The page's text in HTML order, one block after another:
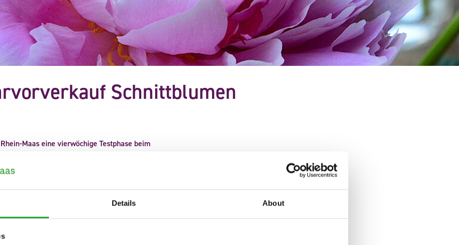
Details About
Schnittblumen
Maas eine vierwöchige Testphase beim
Anpassung bei der zu reservierenden Menge einführen:
aktuell maximal 50 auf dann maximal 60 Prozent erhöht.
Hier zeigte sich, dass den Befragten die
im Uhrvorverkauf besonders wichtig ist. Diese
Kunden, sondern auch von vielen Anlieferern.
dieser Anpassung zu beobachten und
Veränderung auch in Zukunft beibehalten werden.